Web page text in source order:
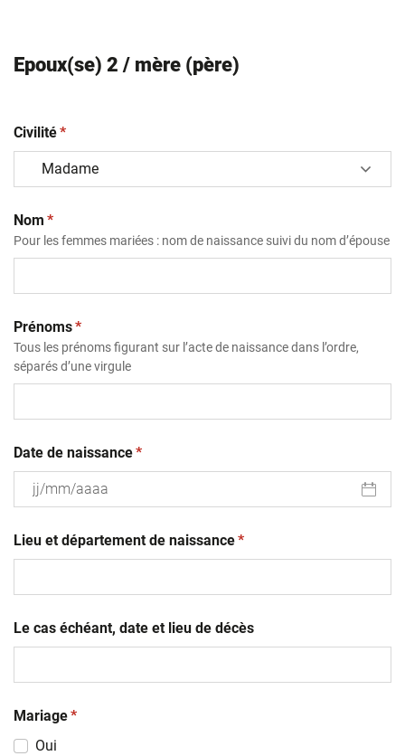
Epoux(se) 2 / mère (père)
Civilité(obligatoire)
*
Nom (obligatoire)
*
Pour les femmes mariées : nom de naissance suivi du nom d’épouse
Prénoms(obligatoire)
*
Tous les prénoms figurant sur l’acte de naissance dans l’ordre,
séparés d’une virgule
Date de naissance(obligatoire)
*
slash
MM
Lieu et département de naissance(obligatoire)
*
Le cas échéant, date et lieu de décès
Mariage(obligatoire)
*
Oui